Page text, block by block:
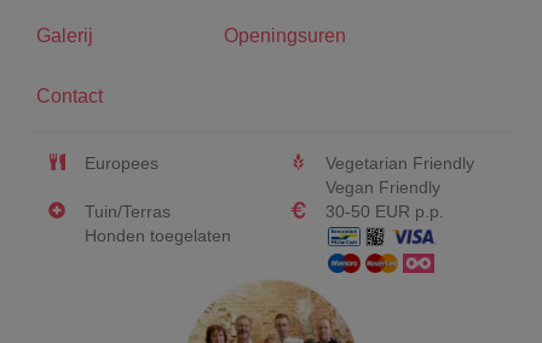
Galerij Openingsuren
Contact
Europees
Vegetarian Friendly
Vegan Friendly
Tuin/Terras
Honden toegelaten
30-50 EUR p.p.